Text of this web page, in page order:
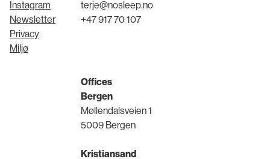
terje@nosleep.no
+47 917 70 107
Offices
Bergen
Møllendalsveien 1
5009 Bergen
Kristiansand
Instagram
Newsletter
Privacy
Miljø